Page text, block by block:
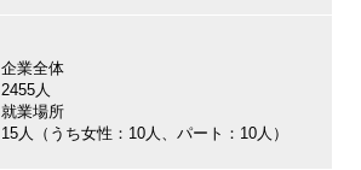
企業全体
2455人
就業場所
15人（うち女性：10人、パート：10人）